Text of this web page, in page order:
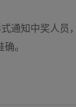
知中奖人员
。